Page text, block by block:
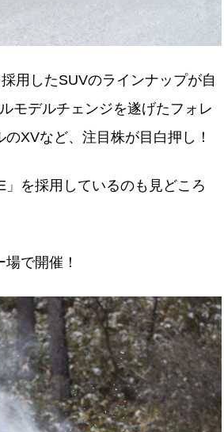
用したSUVのラインナップが自
モデルチェンジを遂げたフォレ
XVなど、注目株が目白押し！
を採用しているのも見どころ
で開催！